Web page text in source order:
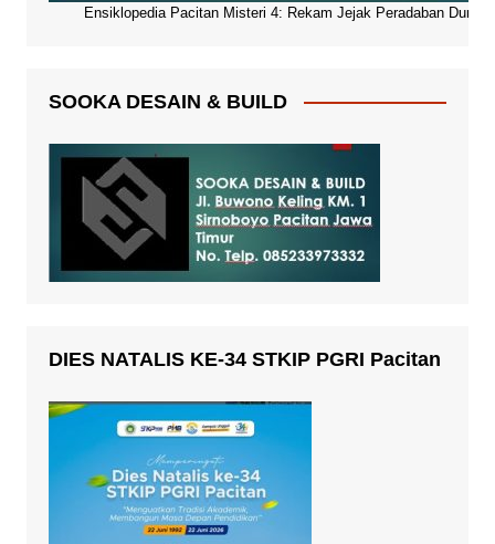
Ensiklopedia Pacitan Misteri 4: Rekam Jejak Peradaban Dunia
SOOKA DESAIN & BUILD
DIES NATALIS KE-34 STKIP PGRI Pacitan